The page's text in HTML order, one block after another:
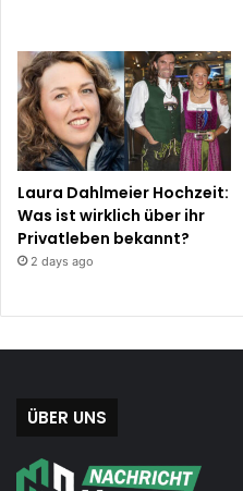
Laura Dahlmeier Hochzeit:
Was ist wirklich über ihr
Privatleben bekannt?
2 days ago
ÜBER UNS